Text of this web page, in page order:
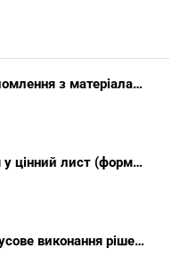
Заява про ознайомлення з матеріалами виконавчого провадження (зразок, шаблон 2025 року)
Опис вкладення у цінний лист (форма 107) + інструкція відправлення цінного листа з описом вкладення
Заява про примусове виконання рішення (зразок, шаблон 2025 року)